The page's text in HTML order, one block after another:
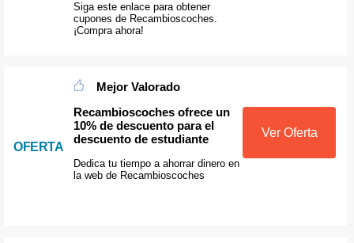
Siga este enlace para obtener
cupones de Recambioscoches.
¡Compra ahora!
OFERTA
Mejor Valorado
Recambioscoches ofrece un
10% de descuento para el
descuento de estudiante
Dedica tu tiempo a ahorrar dinero en
la web de Recambioscoches
Ver Oferta